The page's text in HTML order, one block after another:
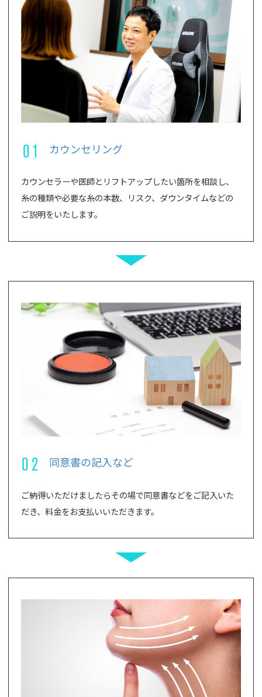
01 カウンセリング
カウンセラーや医師とリフトアップしたい箇所を相談し、
糸の種類や必要な糸の本数、リスク、ダウンタイムなどの
ご説明をいたします。
02 同意書の記入など
ご納得いただけましたらその場で同意書などをご記入いた
だき、料金をお支払いいただきます。